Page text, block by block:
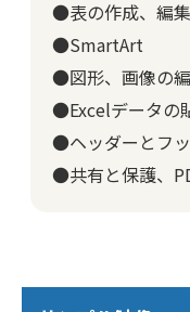
●表の作成、編集
●SmartArt
●図形、画像の
●Excelデータの
●ヘッダーとフ
●共有と保護、